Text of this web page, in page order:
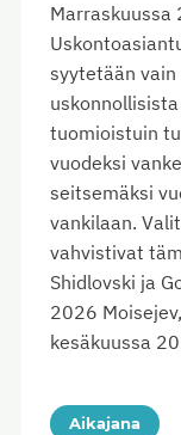
syytetään
tuomioistuin
vuodeksi
seitsemäksi
vankilaan.
vahvistivat
Shidlovski ja
2026
kesäkuussa
Aikajana